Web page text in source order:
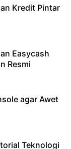
Kredit Pintar
Easycash
Resmi
agar Awet
Teknologi